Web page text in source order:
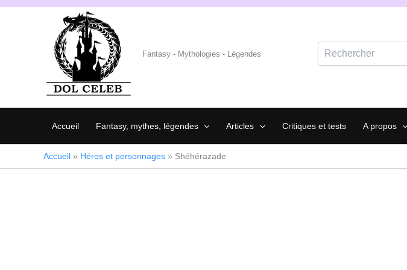
Aller
Fantasy - Mythologies - Légendes
Accueil Fantasy, mythes, légendes Articles Critiques et tests A propos
Accueil » Héros et personnages » Shéhérazade